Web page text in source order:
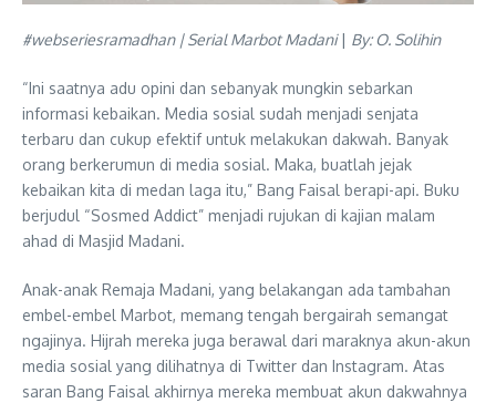
#webseriesramadhan | Serial Marbot Madani| By: O. Solihin
“Ini saatnya adu opini dan sebanyak mungkin sebarkan
informasi kebaikan. Media sosial sudah menjadi senjata
terbaru dan cukup efektif untuk melakukan dakwah. Banyak
orang berkerumun di media sosial. Maka, buatlah jejak
kebaikan kita di medan laga itu,” Bang Faisal berapi-api. Buku
berjudul “Sosmed Addict” menjadi rujukan di kajian malam
ahad di Masjid Madani.
Anak-anak Remaja Madani, yang belakangan ada tambahan
embel-embel Marbot, memang tengah bergairah semangat
ngajinya. Hijrah mereka juga berawal dari maraknya akun-akun
media sosial yang dilihatnya di Twitter dan Instagram. Atas
saran Bang Faisal akhirnya mereka membuat akun dakwahnya